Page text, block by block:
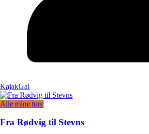
KajakGal
Alle mine ture
Fra Rødvig til Stevns